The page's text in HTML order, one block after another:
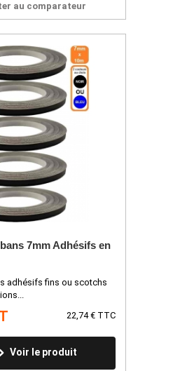
au comparateur
7mm Adhésifs en
adhésifs fins ou scotchs
22,74 € TTC
Voir le produit